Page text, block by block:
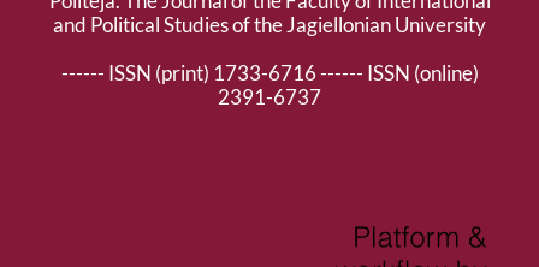
and Political Studies of the Jagiellonian University
------ ISSN (print) 1733-6716 ------ ISSN (online)
2391-6737